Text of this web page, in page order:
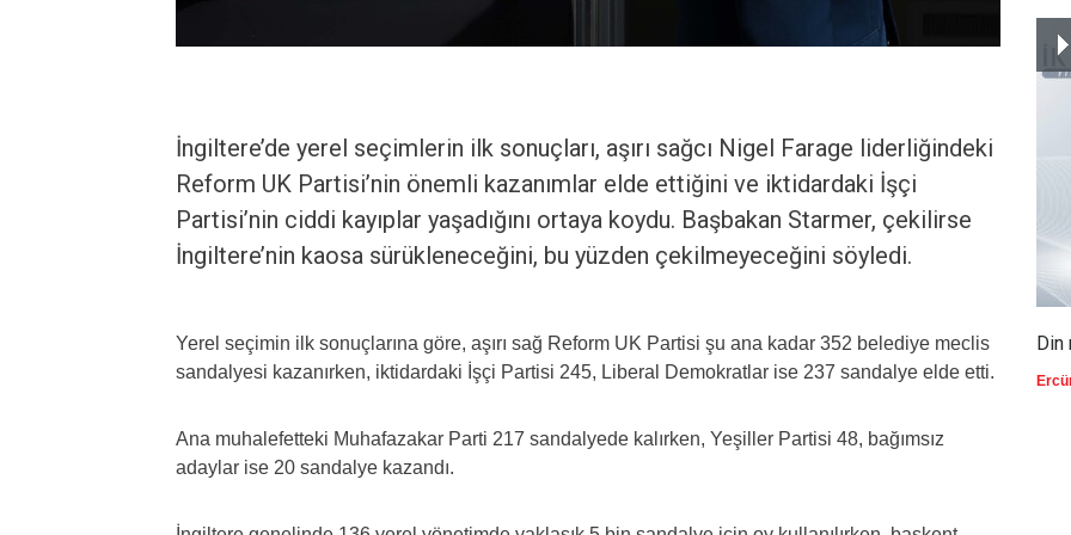
İngiltere’de yerel seçimlerin ilk sonuçları, aşırı sağcı Nigel Farage liderliğindeki
Reform UK Partisi’nin önemli kazanımlar elde ettiğini ve iktidardaki İşçi
Partisi’nin ciddi kayıplar yaşadığını ortaya koydu. Başbakan Starmer, çekilirse
İngiltere’nin kaosa sürükleneceğini, bu yüzden çekilmeyeceğini söyledi.
Yerel seçimin ilk sonuçlarına göre, aşırı sağ Reform UK Partisi şu ana kadar 352 belediye meclis
sandalyesi kazanırken, iktidardaki İşçi Partisi 245, Liberal Demokratlar ise 237 sandalye elde etti.
Ana muhalefetteki Muhafazakar Parti 217 sandalyede kalırken, Yeşiller Partisi 48, bağımsız
adaylar ise 20 sandalye kazandı.
Din